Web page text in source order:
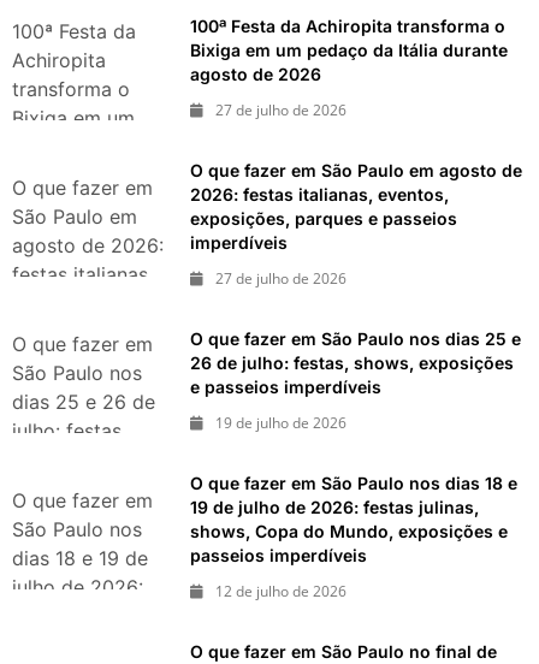
dias 8 e 9 de
agosto de 2026
100ª Festa da
Achiropita
transforma o
Bixiga em um
durante agosto
de 2026
100ª Festa da Achiropita transforma o
Bixiga em um pedaço da Itália durante
agosto de 2026
27 de julho de 2026
O que fazer em
São Paulo em
agosto de 2026:
festas italianas,
exposições,
parques e
passeios
imperdíveis
O que fazer em São Paulo em agosto de
2026: festas italianas, eventos,
exposições, parques e passeios
imperdíveis
27 de julho de 2026
O que fazer em
São Paulo nos
dias 25 e 26 de
julho: festas,
exposições e
passeios
imperdíveis
O que fazer em São Paulo nos dias 25 e
26 de julho: festas, shows, exposições
e passeios imperdíveis
19 de julho de 2026
O que fazer em
São Paulo nos
dias 18 e 19 de
julho de 2026:
O que fazer em São Paulo nos dias 18 e
19 de julho de 2026: festas julinas,
shows, Copa do Mundo, exposições e
passeios imperdíveis
12 de julho de 2026
O que fazer em São Paulo no final de